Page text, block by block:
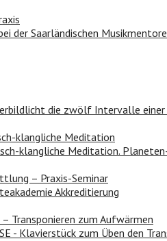
klangliche Meditation
– Praxis-Seminar
– Transponieren zum Aufwärmen